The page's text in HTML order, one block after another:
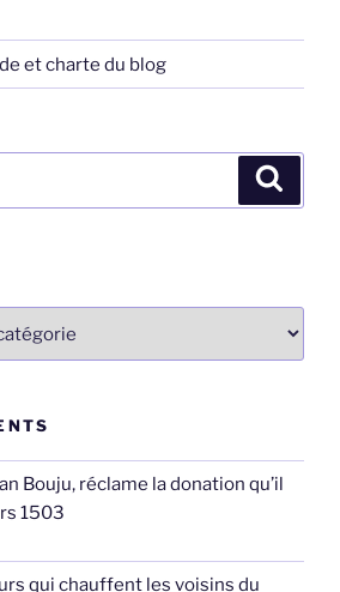
et charte du blog
Bouju, réclame la donation qu’il
1503
qui chauffent les voisins du